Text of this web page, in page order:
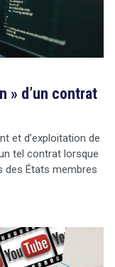
» d’un contrat
et d’exploitation de
tel contrat lorsque
des États membres